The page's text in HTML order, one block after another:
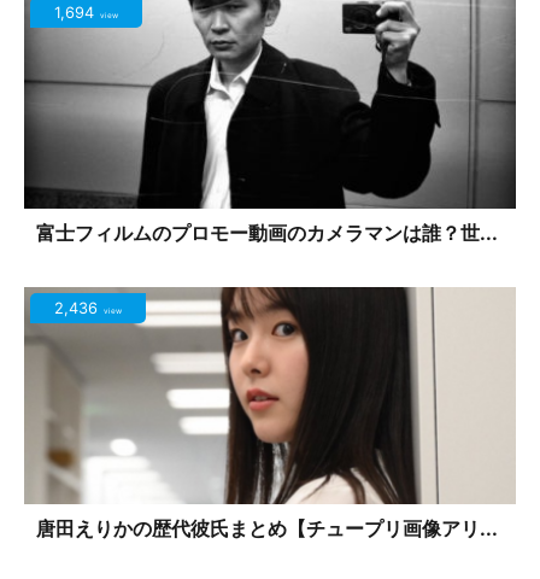
1,694 view
富士フィルムのプロモー動画のカメラマンは誰？世...
2,436 view
唐田えりかの歴代彼氏まとめ【チュープリ画像アリ...